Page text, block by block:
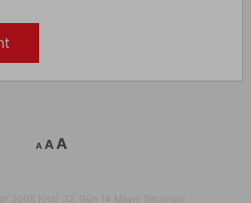
A AA